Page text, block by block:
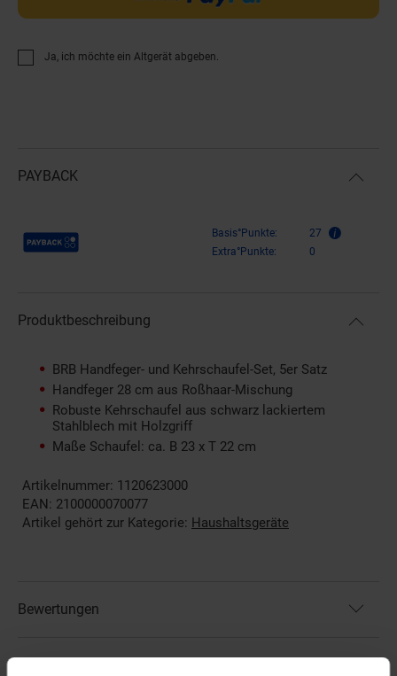
Ja, ich möchte ein Altgerät abgeben.
PAYBACK
Payback Punkte Basis°Punkte:
27
Extra°Punkte:
0
Produktbeschreibung
BRB Handfeger- und Kehrschaufel-Set, 5er Satz
Handfeger 28 cm aus Roßhaar-Mischung
Robuste Kehrschaufel aus schwarz lackiertem
Stahlblech mit Holzgriff
Maße Schaufel: ca. B 23 x T 22 cm
Artikelnummer: 1120623000
EAN: 2100000070077
Artikel gehört zur Kategorie: Haushaltsgeräte
Bewertungen